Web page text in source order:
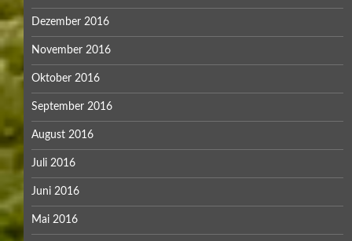
Dezember 2016
November 2016
Oktober 2016
September 2016
August 2016
Juli 2016
Juni 2016
Mai 2016